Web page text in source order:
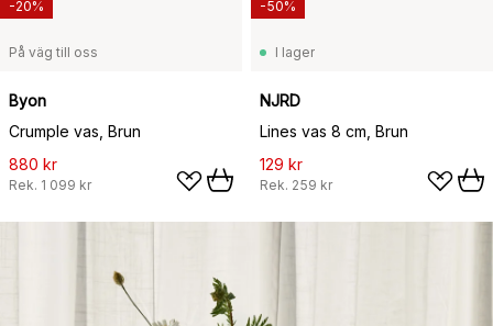
På väg till oss
Byon
Crumple vas, Brun
880 kr
Rek. 1 099 kr
-20%
I lager
NJRD
Lines vas 8 cm, Brun
129 kr
Rek. 259 kr
-50%